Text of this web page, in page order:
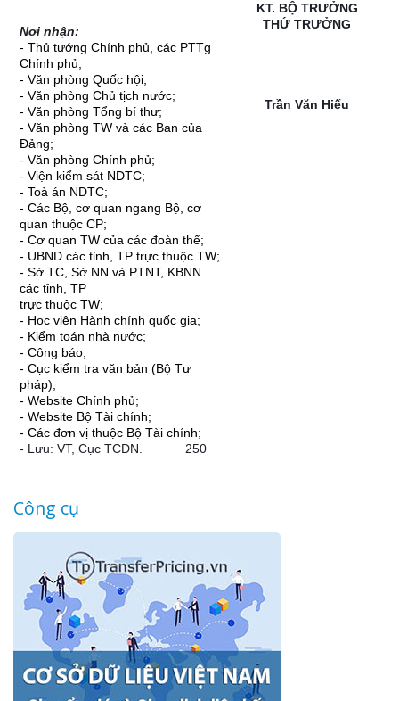
Nơi nhận:
- Thủ tướng Chính phủ, các PTTg
Chính phủ;
- Văn phòng Quốc hội;
- Văn phòng Chủ tịch nước;
- Văn phòng Tổng bí thư;
- Văn phòng TW và các Ban của
Đảng;
- Văn phòng Chính phủ;
- Viện kiểm sát NDTC;
- Toà án NDTC;
- Các Bộ, cơ quan ngang Bộ, cơ
quan thuộc CP;
- Cơ quan TW của các đoàn thể;
- UBND các tỉnh, TP trực thuộc TW;
- Sở TC, Sở NN và PTNT, KBNN
các tỉnh, TP
trực thuộc TW;
- Học viện Hành chính quốc gia;
- Kiểm toán nhà nước;
- Công báo;
- Cục kiểm tra văn bản (Bộ Tư
pháp);
- Website Chính phủ;
- Website Bộ Tài chính;
- Các đơn vị thuộc Bộ Tài chính;
- Lưu: VT, Cục TCDN. 250
KT. BỘ TRƯỞNG
THỨ TRƯỞNG
Trần Văn Hiếu
Công cụ